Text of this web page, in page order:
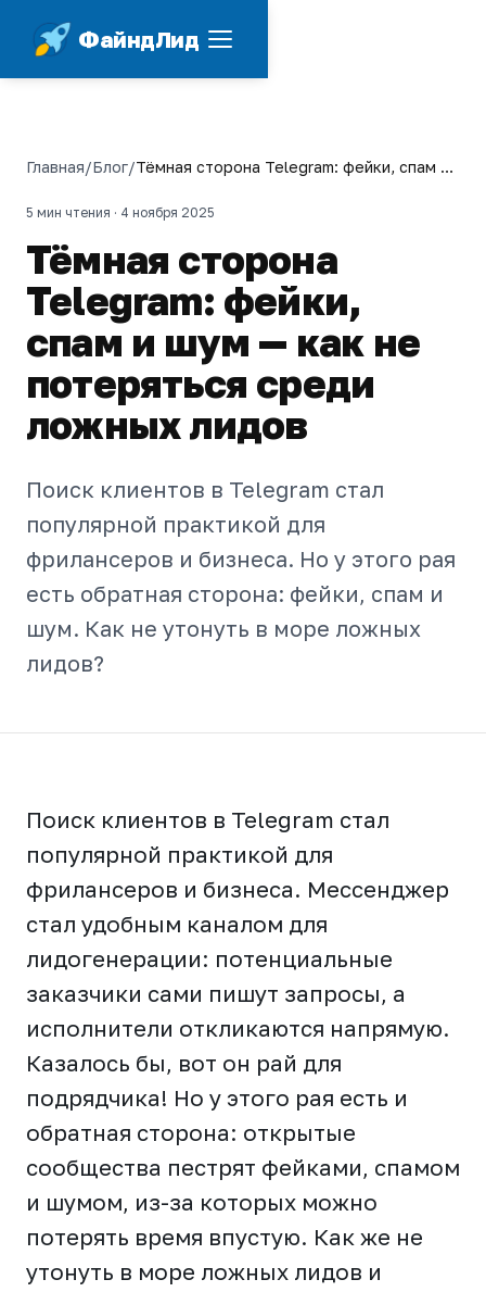
ФайндЛид
Главная/Блог/Тёмная сторона Telegram: фейки, спам и
лидов
5 мин чтения · 4 ноября 2025
Тёмная сторона
Telegram: фейки,
спам и шум — как не
потеряться среди
ложных лидов
Поиск клиентов в Telegram стал
популярной практикой для
фрилансеров и бизнеса. Но у этого рая
есть обратная сторона: фейки, спам и
шум. Как не утонуть в море ложных
лидов?
Поиск клиентов в Telegram стал
популярной практикой для
фрилансеров и бизнеса. Мессенджер
стал удобным каналом для
лидогенерации: потенциальные
заказчики сами пишут запросы, а
исполнители откликаются напрямую.
Казалось бы, вот он рай для
подрядчика! Но у этого рая есть и
обратная сторона: открытые
сообщества пестрят фейками, спамом
и шумом, из-за которых можно
потерять время впустую. Как же не
утонуть в море ложных лидов и